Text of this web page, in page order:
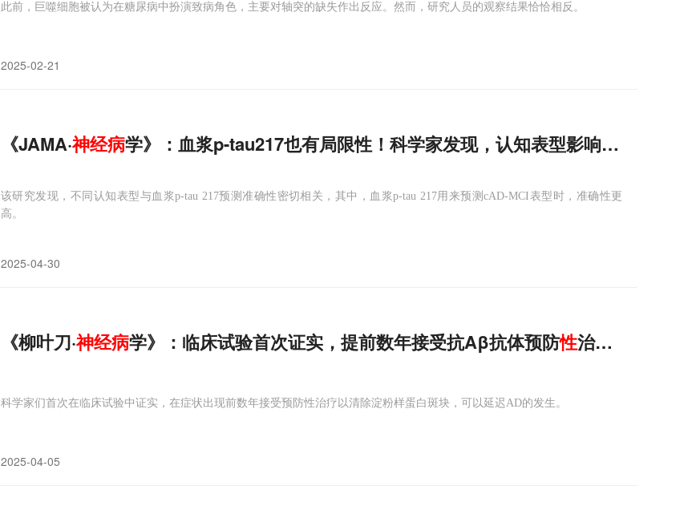
此前，巨噬细胞被认为在糖尿病中扮演致病角色，主要对轴突的缺失作出反应。然而，研究人员的观察结果恰恰相反。
2025-02-21
《JAMA·神经病学》：血浆p-tau217也有局限性！科学家发现，认知表型影响血浆p-
该研究发现，不同认知表型与血浆p-tau 217预测准确性密切相关，其中，血浆p-tau 217用来预测cAD-MCI表型时，准确性更
高。
2025-04-30
《柳叶刀·神经病学》：临床试验首次证实，提前数年接受抗Aβ抗体预防性治疗，可以
科学家们首次在临床试验中证实，在症状出现前数年接受预防性治疗以清除淀粉样蛋白斑块，可以延迟AD的发生。
2025-04-05